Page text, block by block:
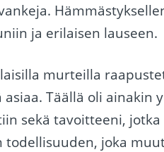
ja erilaisen lauseen.
murteilla
Täällä oli ainakin
sekä tavoitteeni,
todellisuuden, joka